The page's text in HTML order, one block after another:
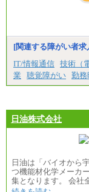
[関連する障がい者
IT/情報通信 技術（
業
聴覚障がい 勤務
日油株式会社
日油は「バイオから
つ機能材化学メーカ
集となります。 会社